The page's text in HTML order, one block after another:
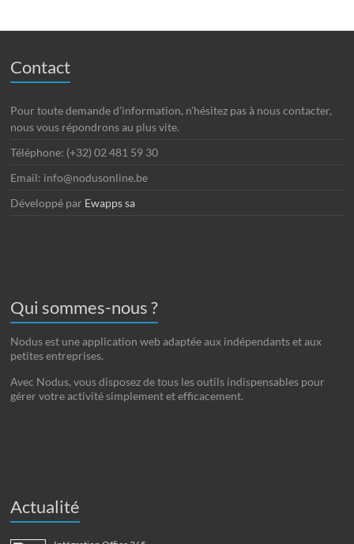
Contact
Pour toute demande d’information, n’hésitez pas à nous contacter,
nous vous répondrons au plus vite.
Téléphone: (+32) 02 481 59 30
Email: info@nodusonline.be
Développé par Ewapps sa
Qui sommes-nous ?
Nodus est une application web adaptée aux indépendants et aux
petites entreprises.
Avec Nodus, vous disposez de tous les outils indispensables pour
gérer votre activité simplement et efficacement.
Actualité